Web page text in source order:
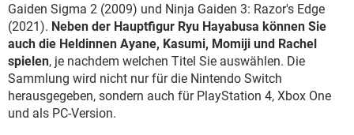
Gaiden Sigma 2 (2009) und Ninja Gaiden 3: Razor's Edge
(2021). Neben der Hauptfigur Ryu Hayabusa können Sie
auch die Heldinnen Ayane, Kasumi, Momiji und Rachel
spielen, je nachdem welchen Titel Sie auswählen. Die
Sammlung wird nicht nur für die Nintendo Switch
herausgegeben, sondern auch für PlayStation 4, Xbox One
und als PC-Version.